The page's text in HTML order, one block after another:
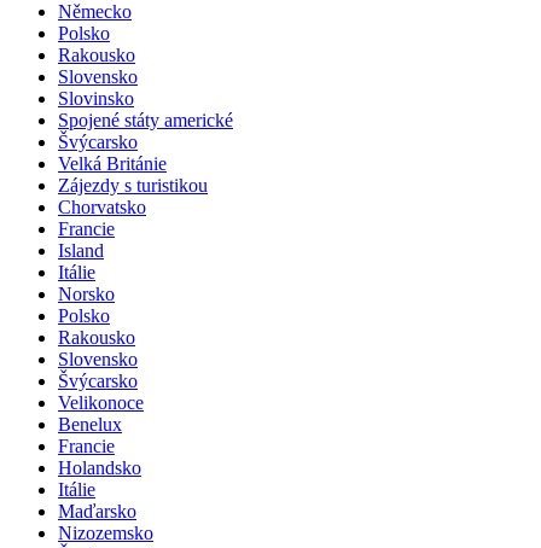
Maďarsko
Německo
Polsko
Rakousko
Slovensko
Slovinsko
Spojené státy americké
Švýcarsko
Velká Británie
Zájezdy s turistikou
Chorvatsko
Francie
Island
Itálie
Norsko
Polsko
Rakousko
Slovensko
Švýcarsko
Velikonoce
Benelux
Francie
Holandsko
Itálie
Maďarsko